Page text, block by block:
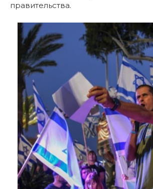
правительства.